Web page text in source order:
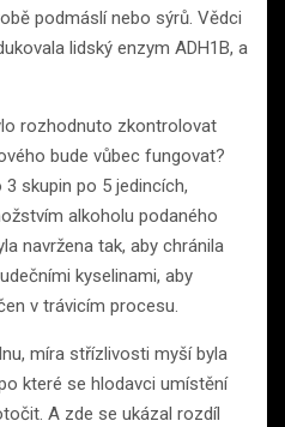
podmáslí nebo sýrů. Vědci
lidský enzym ADH1B, a
rozhodnuto zkontrolovat
bude vůbec fungovat?
skupin po 5 jedincích,
alkoholu podaného
navržena tak, aby chránila
kyselinami, aby
v trávicím procesu.
míra střízlivosti myší byla
které se hlodavci umístění
A zde se ukázal rozdíl